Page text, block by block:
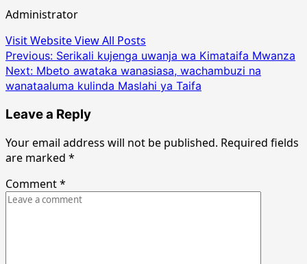
Administrator
Visit WebsiteView All Posts
Post
navigation
Previous: Serikali kujenga uwanja wa Kimataifa Mwanza
Next: Mbeto awataka wanasiasa, wachambuzi na
wanataaluma kulinda Maslahi ya Taifa
Leave a Reply
Your email address will not be published. Required fields
are marked *
Comment*